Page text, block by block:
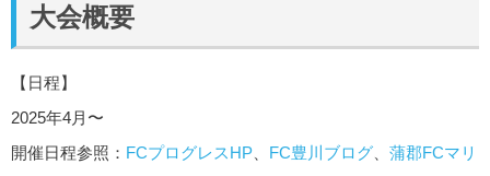
大会概要
【日程】
2025年4月〜
開催日程参照： FCプログレスHP FC豊川ブログ
蒲郡FCマリ